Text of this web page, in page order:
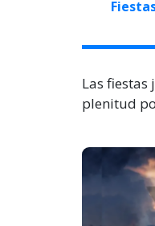
Las fiestas
plenitud